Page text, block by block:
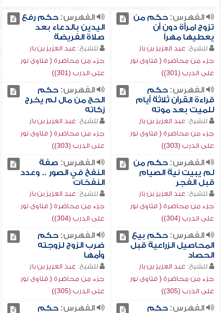
الفهرس:حكم من
تزوج امرأة دون أن
يعطيها مهراً
للشيخ: عبد العزيز بن باز
جزء من محاضرة ( فتاوى نور
على الدرب (301))
الفهرس:حكم رفع
اليدين بالدعاء بعد
صلاة الفريضة
للشيخ: عبد العزيز بن باز
جزء من محاضرة ( فتاوى نور
على الدرب (301))
الفهرس:حكم
قراءة القرآن ثلاثة أيام
للميت بعد موته
للشيخ: عبد العزيز بن باز
جزء من محاضرة ( فتاوى نور
على الدرب (303))
الفهرس:حكم
الحج من مال لم يخرج
زكاته
للشيخ: عبد العزيز بن باز
جزء من محاضرة ( فتاوى نور
على الدرب (303))
الفهرس:حكم من
لم يبيت نية الصيام
قبل الفجر
للشيخ: عبد العزيز بن باز
جزء من محاضرة ( فتاوى نور
على الدرب (304))
الفهرس: صفة
النفخ في الصور .. وعدد
النفخات
للشيخ: عبد العزيز بن باز
جزء من محاضرة ( فتاوى نور
على الدرب (304))
الفهرس:حكم بيع
المحاصيل الزراعية قبل
الحصاد
للشيخ: عبد العزيز بن باز
جزء من محاضرة ( فتاوى نور
على الدرب (305))
الفهرس:حكم
ضرب الزوج لزوجته
وأمها
للشيخ: عبد العزيز بن باز
جزء من محاضرة ( فتاوى نور
على الدرب (305))
الفهرس:حكم
الفهرس:حكم